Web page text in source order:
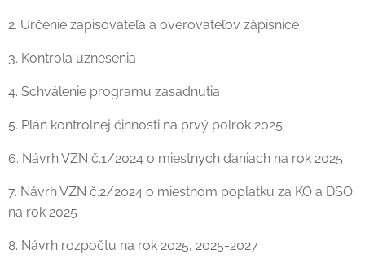
2. Určenie zapisovateľa a overovateľov zápisnice
3. Kontrola uznesenia
4. Schválenie programu zasadnutia
5. Plán kontrolnej činnosti na prvý polrok 2025
6. Návrh VZN č.1/2024 o miestnych daniach na rok 2025
7. Návrh VZN č.2/2024 o miestnom poplatku za KO a DSO
na rok 2025
8. Návrh rozpočtu na rok 2025, 2025-2027